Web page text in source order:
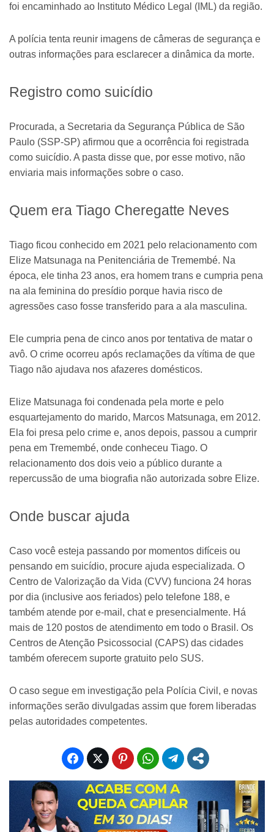
foi encaminhado ao Instituto Médico Legal (IML) da região.
A polícia tenta reunir imagens de câmeras de segurança e
outras informações para esclarecer a dinâmica da morte.
Registro como suicídio
Procurada, a Secretaria da Segurança Pública de São
Paulo (SSP-SP) afirmou que a ocorrência foi registrada
como suicídio. A pasta disse que, por esse motivo, não
enviaria mais informações sobre o caso.
Quem era Tiago Cheregatte Neves
Tiago ficou conhecido em 2021 pelo relacionamento com
Elize Matsunaga na Penitenciária de Tremembé. Na
época, ele tinha 23 anos, era homem trans e cumpria pena
na ala feminina do presídio porque havia risco de
agressões caso fosse transferido para a ala masculina.
Ele cumpria pena de cinco anos por tentativa de matar o
avô. O crime ocorreu após reclamações da vítima de que
Tiago não ajudava nos afazeres domésticos.
Elize Matsunaga foi condenada pela morte e pelo
esquartejamento do marido, Marcos Matsunaga, em 2012.
Ela foi presa pelo crime e, anos depois, passou a cumprir
pena em Tremembé, onde conheceu Tiago. O
relacionamento dos dois veio a público durante a
repercussão de uma biografia não autorizada sobre Elize.
Onde buscar ajuda
Caso você esteja passando por momentos difíceis ou
pensando em suicídio, procure ajuda especializada. O
Centro de Valorização da Vida (CVV) funciona 24 horas
por dia (inclusive aos feriados) pelo telefone 188, e
também atende por e-mail, chat e presencialmente. Há
mais de 120 postos de atendimento em todo o Brasil. Os
Centros de Atenção Psicossocial (CAPS) das cidades
também oferecem suporte gratuito pelo SUS.
O caso segue em investigação pela Polícia Civil, e novas
informações serão divulgadas assim que forem liberadas
pelas autoridades competentes.